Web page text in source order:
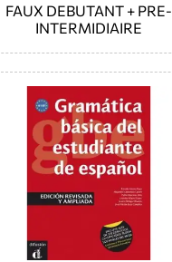
FAUX DEBUTANT + PRE-
INTERMIDIAIRE